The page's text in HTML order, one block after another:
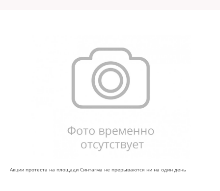
Акции протеста на площади Синтагма не прерываются ни на один день